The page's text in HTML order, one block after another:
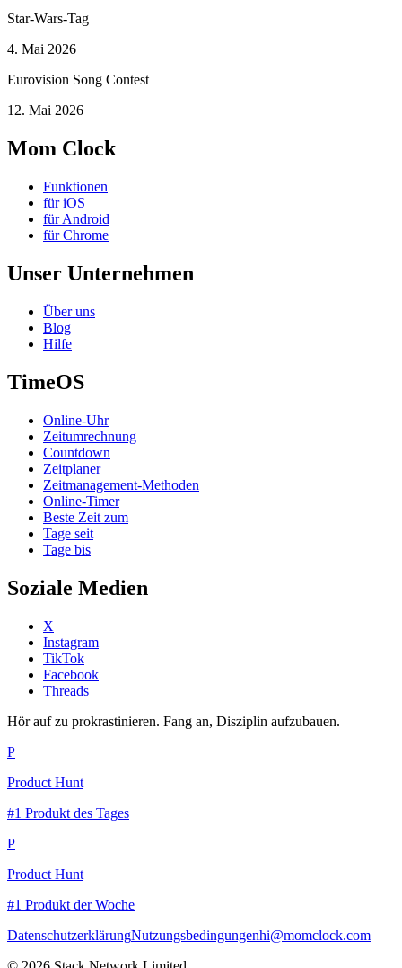
Star-Wars-Tag
4. Mai 2026
Eurovision Song Contest
12. Mai 2026
Mom Clock
Funktionen
für iOS
für Android
für Chrome
Unser Unternehmen
Über uns
Blog
Hilfe
TimeOS
Online-Uhr
Zeitumrechnung
Countdown
Zeitplaner
Zeitmanagement-Methoden
Online-Timer
Beste Zeit zum
Tage seit
Tage bis
Soziale Medien
X
Instagram
TikTok
Facebook
Threads
Hör auf zu prokrastinieren. Fang an, Disziplin aufzubauen.
P
Product Hunt
#1 Produkt des Tages
P
Product Hunt
#1 Produkt der Woche
DatenschutzerklärungNutzungsbedingungenhi@momclock.com